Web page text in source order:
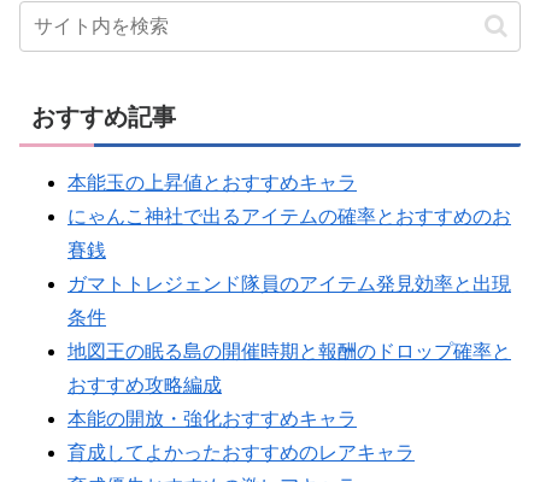
おすすめ記事
本能玉の上昇値とおすすめキャラ
にゃんこ神社で出るアイテムの確率とおすすめのお
賽銭
ガマトトレジェンド隊員のアイテム発見効率と出現
条件
地図王の眠る島の開催時期と報酬のドロップ確率と
おすすめ攻略編成
本能の開放・強化おすすめキャラ
育成してよかったおすすめのレアキャラ